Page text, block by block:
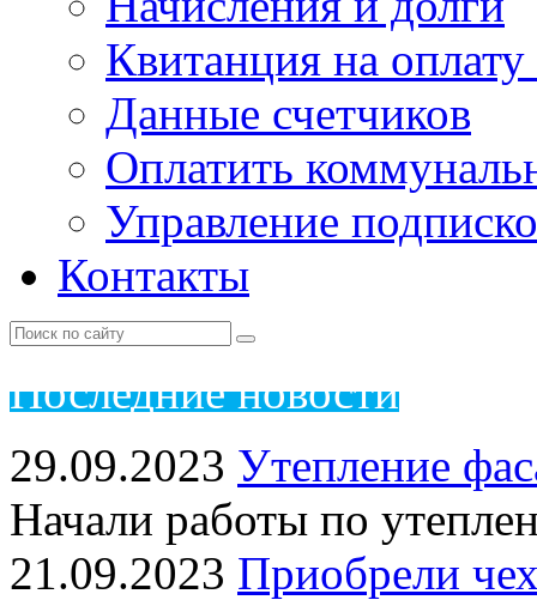
Квитанция на
Данные счетчиков
Оплатить
Управление
Контакты
Последние новости
29.09.2023 Утепление
Начали работы по
21.09.2023 Приобрели